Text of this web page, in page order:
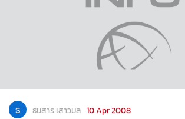
ธ ธนสาร เสาวมล 10 Apr 2008